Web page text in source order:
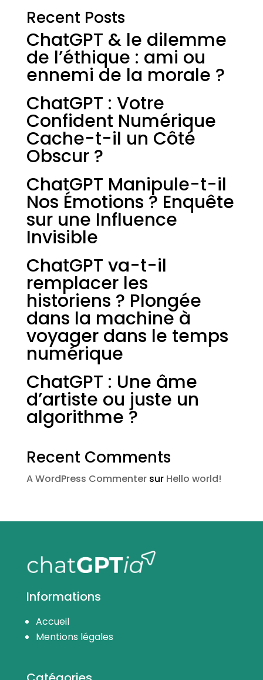
Recent Posts
ChatGPT & le dilemme
de l’éthique : ami ou
ennemi de la morale ?
ChatGPT : Votre
Confident Numérique
Cache-t-il un Côté
Obscur ?
ChatGPT Manipule-t-il
Nos Émotions ? Enquête
sur une Influence
Invisible
ChatGPT va-t-il
remplacer les
historiens ? Plongée
dans la machine à
voyager dans le temps
numérique
ChatGPT : Une âme
d’artiste ou juste un
algorithme ?
Recent Comments
A WordPress Commentersur Hello world!
Informations
Accueil
Mentions légales